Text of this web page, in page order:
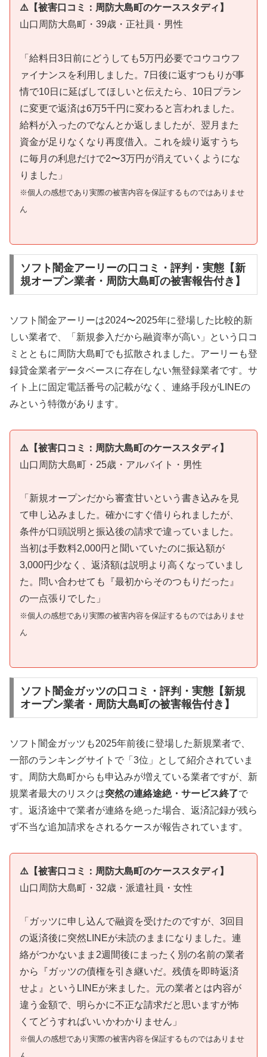
⚠️【被害口コミ：周防大島町のケーススタディ】
山口周防大島町・39歳・正社員・男性
「給料日3日前にどうしても5万円必要でコウコウフ
ァイナンスを利用しました。7日後に返すつもりが事
情で10日に延ばしてほしいと伝えたら、10日プラン
に変更で返済は6万5千円に変わると言われました。
給料が入ったのでなんとか返しましたが、翌月また
資金が足りなくなり再度借入。これを繰り返すうち
に毎月の利息だけで2〜3万円が消えていくようにな
りました」
※個人の感想であり実際の被害内容を保証するものではありませ
ん
ソフト闇金アーリーの口コミ・評判・実態【新
規オープン業者・周防大島町の被害報告付き】
ソフト闇金アーリーは2024〜2025年に登場した比較的新
しい業者で、「新規参入だから融資率が高い」という口コ
ミとともに周防大島町でも拡散されました。アーリーも登
録貸金業者データベースに存在しない無登録業者です。サ
イト上に固定電話番号の記載がなく、連絡手段がLINEの
みという特徴があります。
⚠️【被害口コミ：周防大島町のケーススタディ】
山口周防大島町・25歳・アルバイト・男性
「新規オープンだから審査甘いという書き込みを見
て申し込みました。確かにすぐ借りられましたが、
条件が口頭説明と振込後の請求で違っていました。
当初は手数料2,000円と聞いていたのに振込額が
3,000円少なく、返済額は説明より高くなっていまし
た。問い合わせても『最初からそのつもりだった』
の一点張りでした」
※個人の感想であり実際の被害内容を保証するものではありませ
ん
ソフト闇金ガッツの口コミ・評判・実態【新規
オープン業者・周防大島町の被害報告付き】
ソフト闇金ガッツも2025年前後に登場した新規業者で、
一部のランキングサイトで「3位」として紹介されていま
す。周防大島町からも申込みが増えている業者ですが、新
規業者最大のリスクは突然の連絡途絶・サービス終了で
す。返済途中で業者が連絡を絶った場合、返済記録が残ら
ず不当な追加請求をされるケースが報告されています。
⚠️【被害口コミ：周防大島町のケーススタディ】
山口周防大島町・32歳・派遣社員・女性
「ガッツに申し込んで融資を受けたのですが、3回目
の返済後に突然LINEが未読のままになりました。連
絡がつかないまま2週間後にまったく別の名前の業者
から『ガッツの債権を引き継いだ。残債を即時返済
せよ』というLINEが来ました。元の業者とは内容が
違う金額で、明らかに不正な請求だと思いますが怖
くてどうすればいいかわかりません」
※個人の感想であり実際の被害内容を保証するものではありませ